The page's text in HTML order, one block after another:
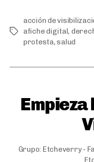
Etiquetas
acción de
afiche digital,
protesta,salud
Grupo: Etcheverry -